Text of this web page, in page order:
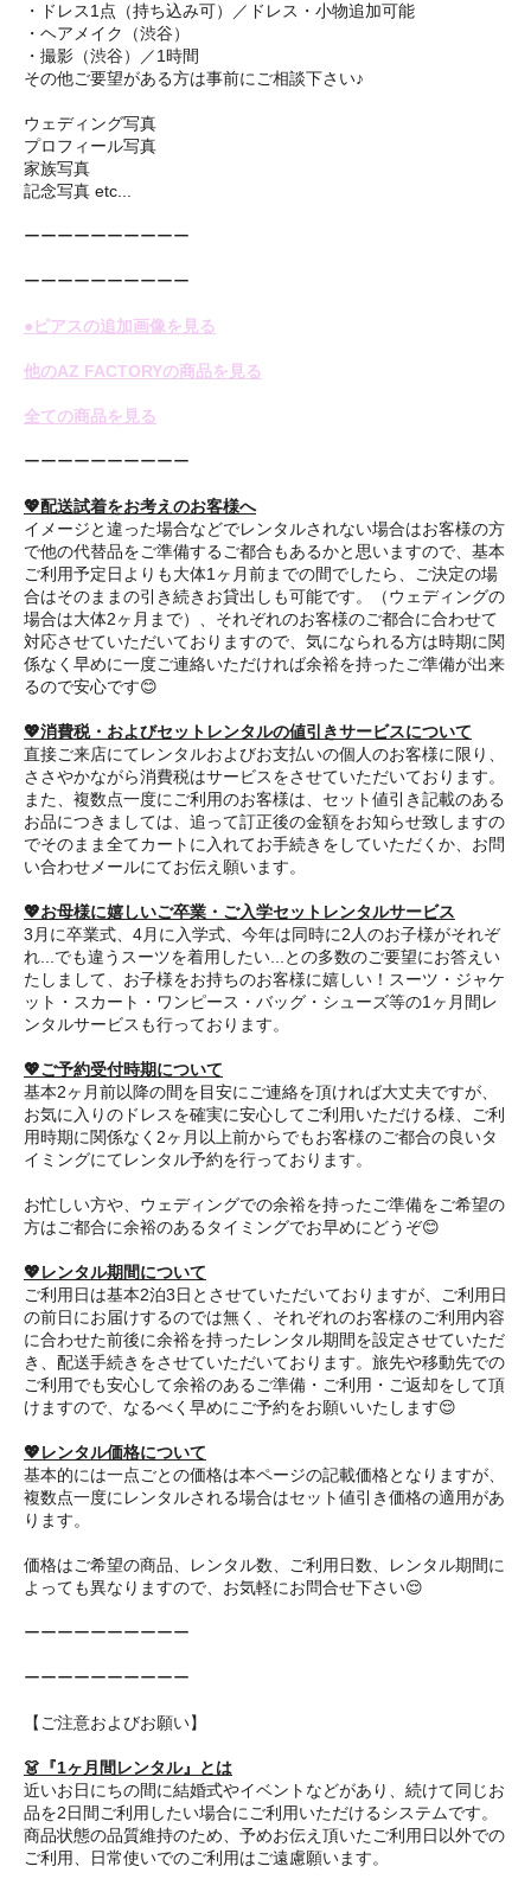
・ドレス1点（持ち込み可）／ドレス・小物追加可能
・ヘアメイク（渋谷）
・撮影（渋谷）／1時間
その他ご要望がある方は事前にご相談下さい♪
ウェディング写真
プロフィール写真
家族写真
記念写真 etc...
ーーーーーーーーーー
ーーーーーーーーーー
●ピアスの追加画像を見る
他のAZ FACTORYの商品を見る
全ての商品を見る
ーーーーーーーーーー
💖配送試着をお考えのお客様へ
イメージと違った場合などでレンタルされない場合はお客様の方
で他の代替品をご準備するご都合もあるかと思いますので、基本
ご利用予定日よりも大体1ヶ月前までの間でしたら、ご決定の場
合はそのままの引き続きお貸出しも可能です。（ウェディングの
場合は大体2ヶ月まで）、それぞれのお客様のご都合に合わせて
対応させていただいておりますので、気になられる方は時期に関
係なく早めに一度ご連絡いただければ余裕を持ったご準備が出来
るので安心です😊
💖消費税・およびセットレンタルの値引きサービスについて
直接ご来店にてレンタルおよびお支払いの個人のお客様に限り、
ささやかながら消費税はサービスをさせていただいております。
また、複数点一度にご利用のお客様は、セット値引き記載のある
お品につきましては、追って訂正後の金額をお知らせ致しますの
でそのまま全てカートに入れてお手続きをしていただくか、お問
い合わせメールにてお伝え願います。
💖お母様に嬉しいご卒業・ご入学セットレンタルサービス
3月に卒業式、4月に入学式、今年は同時に2人のお子様がそれぞ
れ...でも違うスーツを着用したい...との多数のご要望にお答えい
たしまして、お子様をお持ちのお客様に嬉しい！スーツ・ジャケ
ット・スカート・ワンピース・バッグ・シューズ等の1ヶ月間レ
ンタルサービスも行っております。
💖ご予約受付時期について
基本2ヶ月前以降の間を目安にご連絡を頂ければ大丈夫ですが、
お気に入りのドレスを確実に安心してご利用いただける様、ご利
用時期に関係なく2ヶ月以上前からでもお客様のご都合の良いタ
イミングにてレンタル予約を行っております。
お忙しい方や、ウェディングでの余裕を持ったご準備をご希望の
方はご都合に余裕のあるタイミングでお早めにどうぞ😊
💖レンタル期間について
ご利用日は基本2泊3日とさせていただいておりますが、ご利用日
の前日にお届けするのでは無く、それぞれのお客様のご利用内容
に合わせた前後に余裕を持ったレンタル期間を設定させていただ
き、配送手続きをさせていただいております。旅先や移動先での
ご利用でも安心して余裕のあるご準備・ご利用・ご返却をして頂
けますので、なるべく早めにご予約をお願いいたします😌
💖レンタル価格について
基本的には一点ごとの価格は本ページの記載価格となりますが、
複数点一度にレンタルされる場合はセット値引き価格の適用があ
ります。
価格はご希望の商品、レンタル数、ご利用日数、レンタル期間に
よっても異なりますので、お気軽にお問合せ下さい😌
ーーーーーーーーーー
ーーーーーーーーーー
【ご注意およびお願い】
👗『1ヶ月間レンタル』とは
近いお日にちの間に結婚式やイベントなどがあり、続けて同じお
品を2日間ご利用したい場合にご利用いただけるシステムです。
商品状態の品質維持のため、予めお伝え頂いたご利用日以外での
ご利用、日常使いでのご利用はご遠慮願います。